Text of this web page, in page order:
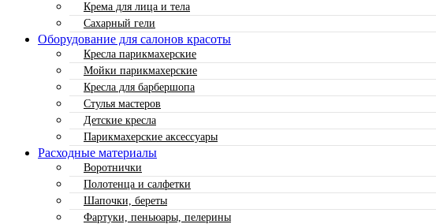
Крема для лица и тела
Сахарный гели
Оборудование для салонов красоты
Кресла парикмахерские
Мойки парикмахерские
Кресла для барбершопа
Стулья мастеров
Детские кресла
Парикмахерские аксессуары
Расходные материалы
Воротнички
Полотенца и салфетки
Шапочки, береты
Фартуки, пеньюары, пелерины